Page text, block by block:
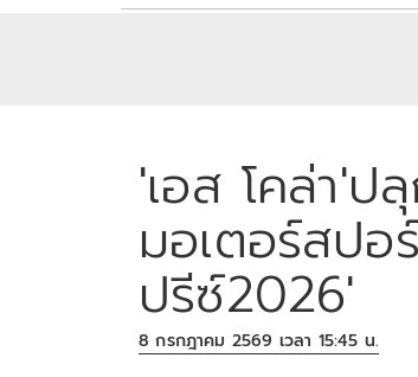
'เอส โคล่า'
มอเตอร์สป
ปรีซ์2026'
8 กรกฎาคม 2569 เวลา 15:45 น.